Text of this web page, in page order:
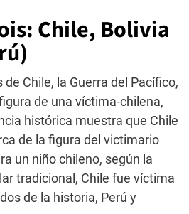
Chile, Bolivia
Chile, la Guerra del Pacífico,
de una víctima-chilena,
histórica muestra que Chile
de la figura del victimario
un niño chileno, según la
tradicional, Chile fue víctima
de la historia, Perú y